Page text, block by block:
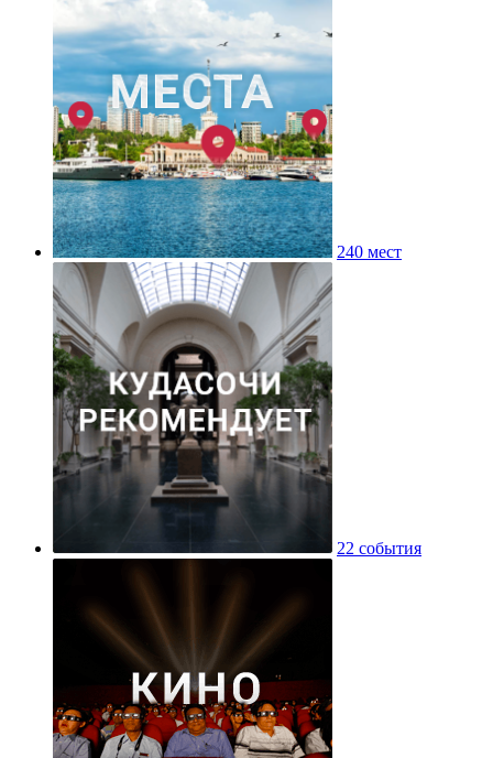
240 мест
22 события